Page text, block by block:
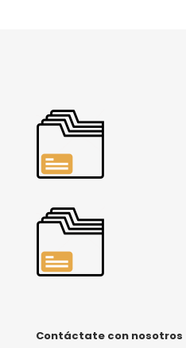
Contáctate con nosotros